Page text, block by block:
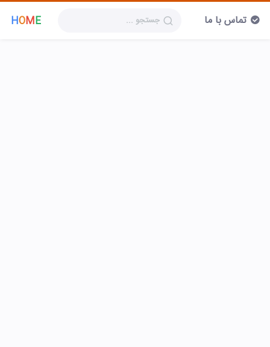
HOME تماس با ما